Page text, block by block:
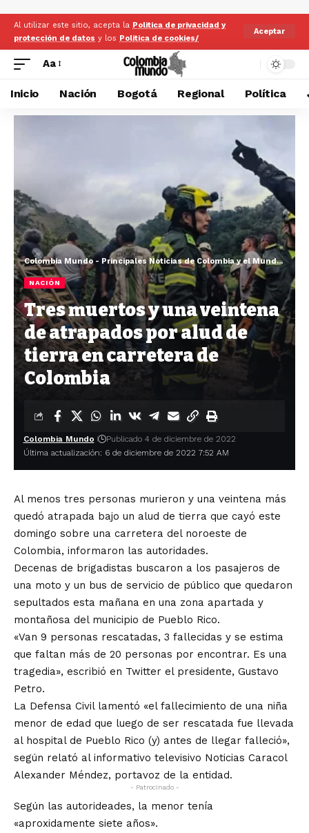
Al utilizar este sitio, acepta la Politica de privacidad y
protección de datos y los Politica de cookies/
Aceptar
Aa
Inicio Nación Bogotá Regional Política
Colombia Mundo - Principales Noticias de Colombia y el Mundo Hoy
NACIÓN
Tres muertos y una veintena
de atrapados por alud de
tierra en carretera de
Colombia
Última actualización: 6 de diciembre de 2022 7:52 AM
Colombia Mundo Publicado 4 de diciembre de 2022
Al menos tres personas murieron y una veintena más
quedó atrapada bajo un alud de tierra que cayó este
domingo sobre una carretera del noroeste de
Colombia, informaron las autoridades.
Decenas de brigadistas buscaron a los pasajeros de
una moto y un bus de servicio de público que quedaron
sepultados esta mañana en una zona apartada y
montañosa del municipio de Pueblo Rico.
«Van 9 personas rescatadas, 3 fallecidas y se estima
que faltan más de 20 personas por encontrar. Es una
tragedia», escribió en Twitter el presidente, Gustavo
Petro.
La Defensa Civil lamentó «el fallecimiento de una niña
menor de edad que luego de ser rescatada fue llevada
al hospital de Pueblo Rico (y) antes de llegar falleció»,
según relató al informativo televisivo Noticias Caracol
Alexander Méndez, portavoz de la entidad.
- Patrocinado -
Según las autorideades, la menor tenía
«aproxidamente siete años».